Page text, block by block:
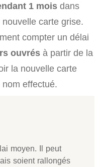
1 mois dans
nouvelle carte grise.
compter un délai
ouvrés à partir de la
la nouvelle carte
effectué.
moyen. Il peut
soient rallongés